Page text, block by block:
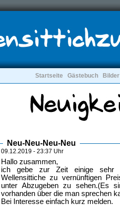
Startseite Gästebuch Bilder
Neu-Neu-Neu-Neu
09.12.2019 - 23:37 Uhr
Hallo zusammen,
ich gebe zur Zeit einige sehr
Wellensittiche zu vernünftigen
unter Abzugeben zu sehen.(Es
vorhanden über die man sprechen
Bei Interesse einfach kurz melden.